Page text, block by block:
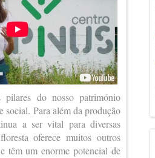
do nosso património
social. Para além da produção
a ser vital para diversas
oferece muitos outros
têm um enorme potencial de